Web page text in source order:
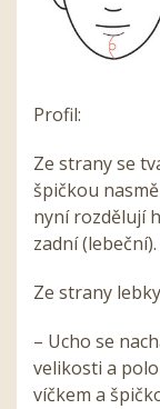
Profil:
Ze strany se
špičkou
nyní rozdělují
zadní (lebeční).
Ze strany
– Ucho se
velikosti a
víčkem a